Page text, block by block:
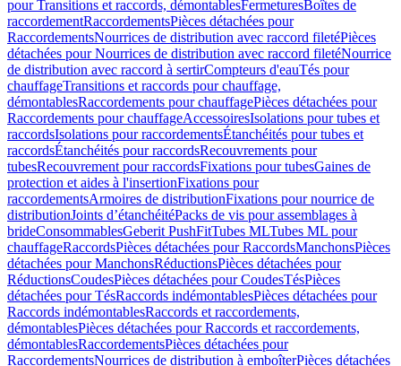
pour Transitions et raccords, démontablesFermeturesBoîtes de
raccordementRaccordementsPièces détachées pour
RaccordementsNourrices de distribution avec raccord filetéPièces
détachées pour Nourrices de distribution avec raccord filetéNourrice
de distribution avec raccord à sertirCompteurs d'eauTés pour
chauffageTransitions et raccords pour chauffage,
démontablesRaccordements pour chauffagePièces détachées pour
Raccordements pour chauffageAccessoiresIsolations pour tubes et
raccordsIsolations pour raccordementsÉtanchéités pour tubes et
raccordsÉtanchéités pour raccordsRecouvrements pour
tubesRecouvrement pour raccordsFixations pour tubesGaines de
protection et aides à l'insertionFixations pour
raccordementsArmoires de distributionFixations pour nourrice de
distributionJoints d’étanchéitéPacks de vis pour assemblages à
brideConsommablesGeberit PushFitTubes MLTubes ML pour
chauffageRaccordsPièces détachées pour RaccordsManchonsPièces
détachées pour ManchonsRéductionsPièces détachées pour
RéductionsCoudesPièces détachées pour CoudesTésPièces
détachées pour TésRaccords indémontablesPièces détachées pour
Raccords indémontablesRaccords et raccordements,
démontablesPièces détachées pour Raccords et raccordements,
démontablesRaccordementsPièces détachées pour
RaccordementsNourrices de distribution à emboîterPièces détachées